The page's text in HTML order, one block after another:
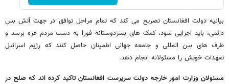
بیانیه دولت افغانستان تصریح می کند که تمام مراحل توافق در جهت آتش بس
دائمی، باید اجرایی شود، کمک های بشردوستانه فورا به دست مردم غزه برسد و
طرف های بین المللی و جامعه جهانی اطمینان حاصل کنند که رژیم اسرائیل
تعهدات خویش را مسئولانه انجام دهد.
مسئولان وزارت امور خارجه دولت سرپرست افغانستان تاکید کرده اند که صلح در